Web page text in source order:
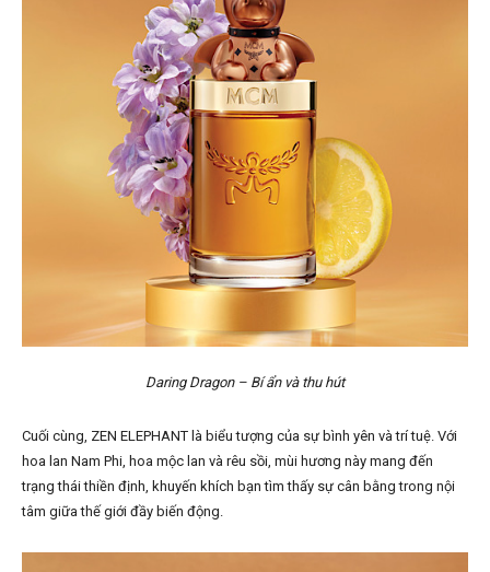
Daring Dragon – Bí ẩn và thu hút
Cuối cùng, ZEN ELEPHANT là biểu tượng của sự bình yên và trí tuệ. Với
hoa lan Nam Phi, hoa mộc lan và rêu sồi, mùi hương này mang đến
trạng thái thiền định, khuyến khích bạn tìm thấy sự cân bằng trong nội
tâm giữa thế giới đầy biến động.